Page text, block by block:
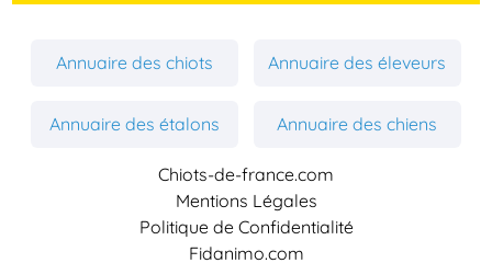
Annuaire des chiots Annuaire des éleveurs
Annuaire des étalons Annuaire des chiens
Chiots-de-france.com
Mentions Légales
Politique de Confidentialité
Fidanimo.com